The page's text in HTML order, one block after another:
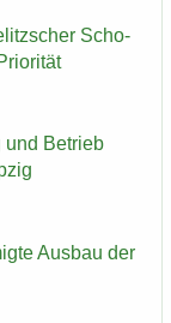
Scho­
und Be­trieb
Aus­bau der